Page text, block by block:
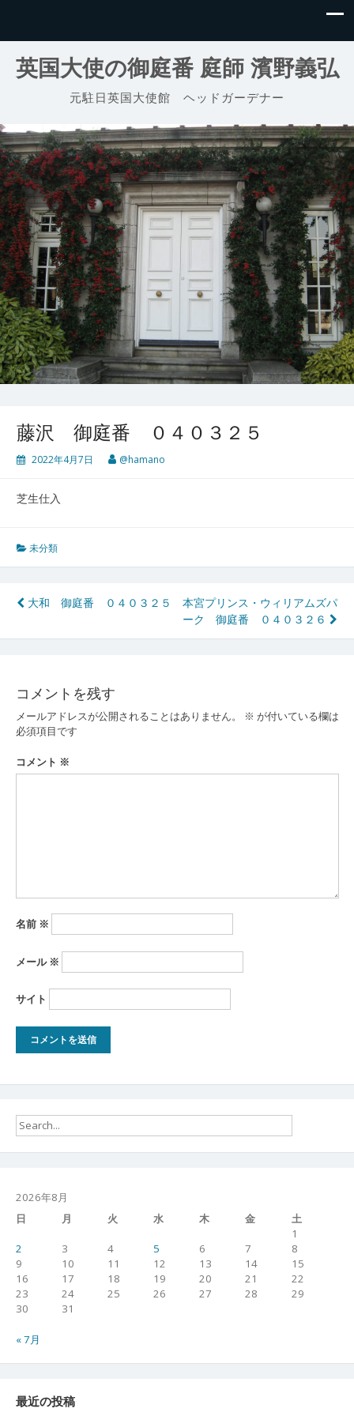
英国大使の御庭番 庭師 濱野義弘
元駐日英国大使館 ヘッドガーデナー
藤沢 御庭番 ０４０３２５
2022年4月7日 @hamano
芝生仕入
未分類
投
稿
ビ
ゲ
ー
シ
大和 御庭番 ０４０３２５
本宮プリンス・ウィリアムズパ
ーク 御庭番 ０４０３２６
コメントを残す
メールアドレスが公開されることはありません。 ※ が付いている欄は
必須項目です
コメント ※
名前 ※
メール ※
サイト
2026年8月
日
月 火 水 木 金
土
1
2
3 4 5 6 7
8
9
10 11 12 13 14
15
16
17 18 19 20 21
22
23
24 25 26 27 28
29
30
31
« 7月
最近の投稿